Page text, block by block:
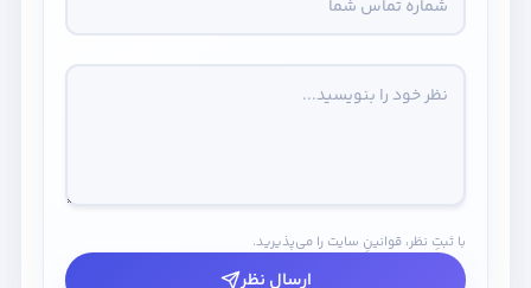
با ثبتِ نظر، قوانینِ سایت را می‌پذیرید.
ارسال نظر